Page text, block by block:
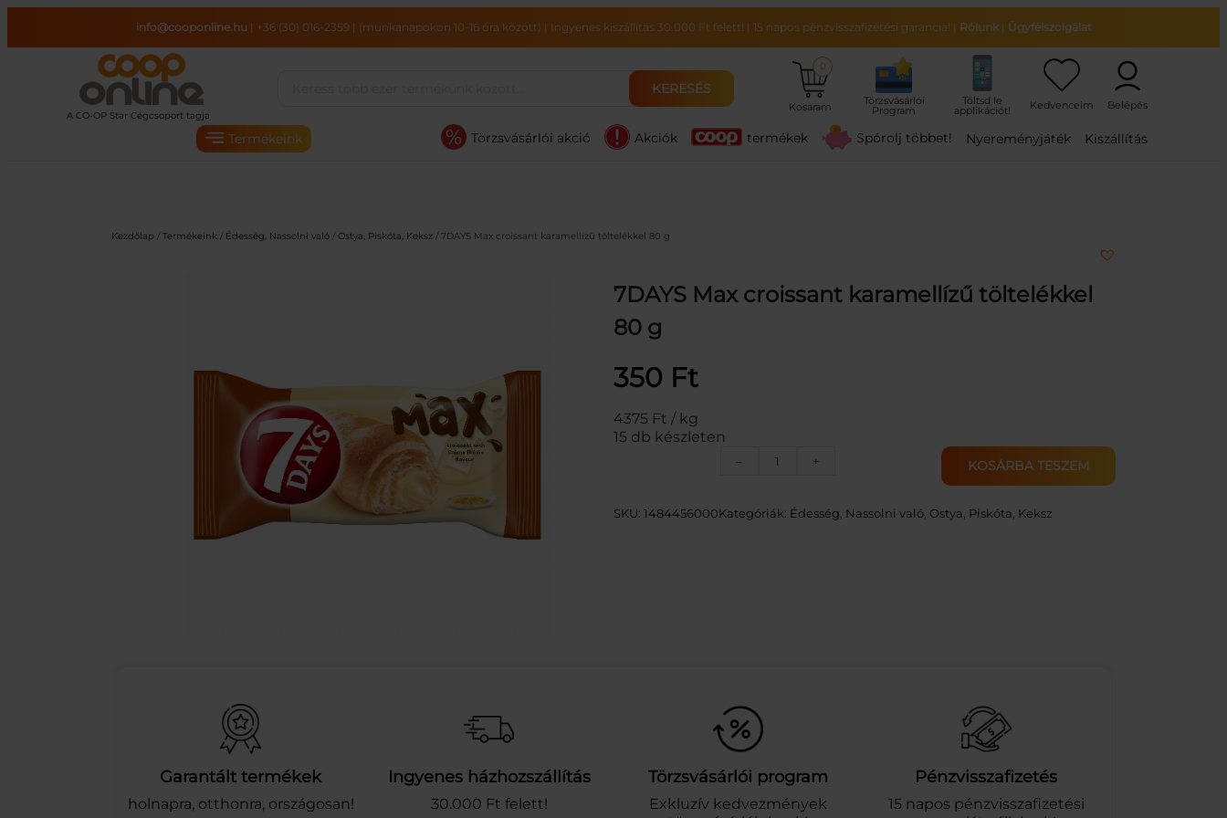
tartalomhoz
info@cooponline.hu | +36 (30) 016-2359| (munkanapokon 10-16 óra között) | Ingyenes kiszállítás 30.000 Ft felett! | 15 napos pénzvisszafizetési garancia! | Rólunk| Ügyfélszolgálat
KERESÉS
Kosaram
0
Termékeink Törzsvásárlói akció Akciók termékek Spórolj többet! Nyereményjáték Kiszállítás
Kezdőlap / Termékeink / Édesség, Nassolni való / Ostya, Piskóta, Keksz / 7DAYS Max croissant karamellízű töltelékkel 80 g
7DAYS Max croissant karamellízű töltelékkel
80 g
350 Ft
4375 Ft / kg
15 db készleten
–
7
Y
E
B
+ KOSÁRBA TESZEM
SKU: 1484456000Kategóriák: Édesség, Nassolni való Ostya, Piskóta, Keksz
Garantált termékek
holnapra, otthonra, országosan!
Ingyenes házhozszállítás
30.000 Ft felett!
Törzsvásárlói program
Exkluzív kedvezmények
Pénzvisszafizetés
15 napos pénzvisszafizetési